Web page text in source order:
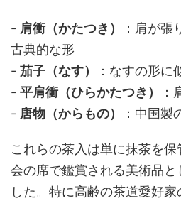
- 肩衝（かたつき）
：肩が張
古典的な形
- 茄子（なす）
：なすの形に
- 平肩衝（ひらかたつき）
：
- 唐物（からもの） ：中国製
これらの茶入は単に抹茶を
会の席で鑑賞される美術品と
した。特に高齢の茶道愛好